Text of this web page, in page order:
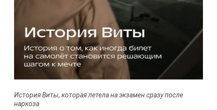
История Виты, которая летела на экзамен сразу после
наркоза